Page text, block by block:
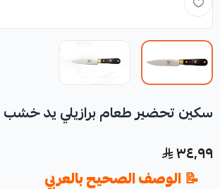
سكين تحضير طعام برازيلي يد
٣٤٫٩٩
📝الوصف الصحيح بالعربي